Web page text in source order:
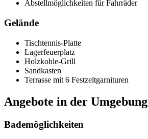
Abstellmöglichkeiten für Fahrräder
Gelände
Tischtennis-Platte
Lagerfeuerplatz
Holzkohle-Grill
Sandkasten
Terrasse mit 6 Festzeltgarnituren
Angebote in der Umgebung
Bademöglichkeiten